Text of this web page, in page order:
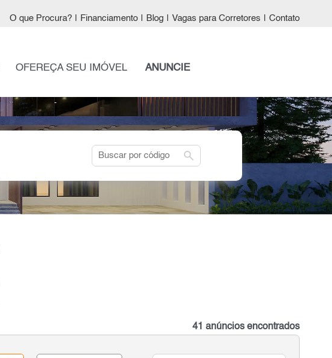
O que Procura? Financiamento Blog Vagas para Corretores Contato
OFEREÇA SEU IMÓVEL ANUNCIE
search
41 anúncios encontrados